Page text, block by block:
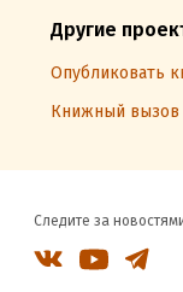
Другие
Опубликовать
Книжный вызов
Следите за